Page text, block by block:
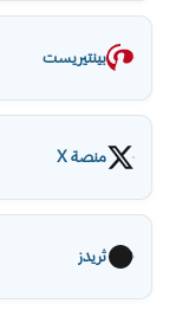
بينتيريست
منصة X
ثريدز